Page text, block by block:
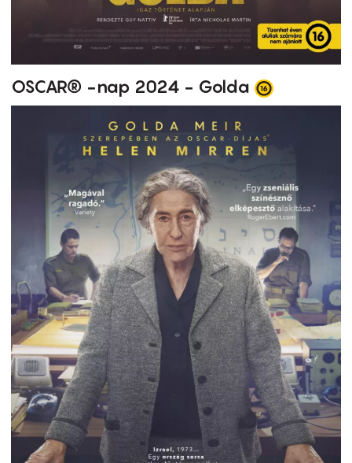
OSCAR® -nap 2024 - Golda